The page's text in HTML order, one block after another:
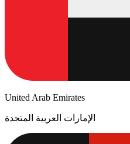
United Arab Emirates
الإمارات العربية المتحدة